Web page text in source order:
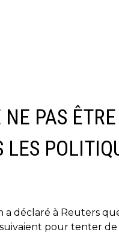
PAS ÊTRE
a déclaré à Reuters
pour tenter de